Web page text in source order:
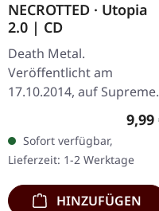
NECROTTED · Utopia
2.0 | CD
Death Metal.
Veröffentlicht am
17.10.2014, auf Supreme
Chaos Records. CD im
Jewelcase. Das neueste
Album von NECROTTED
bietet mal wieder nur
das…
9,99
Sofort verfügbar,
Lieferzeit: 1-2 Werktage
HINZUFÜGEN